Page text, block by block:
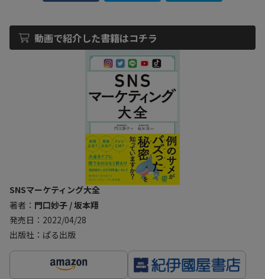
動画で紹介した書籍はコチラ
SNSマーケティング大全
著者： 門口妙子 / 坂本翔
発売日：2022/04/28
出版社：ぱる出版